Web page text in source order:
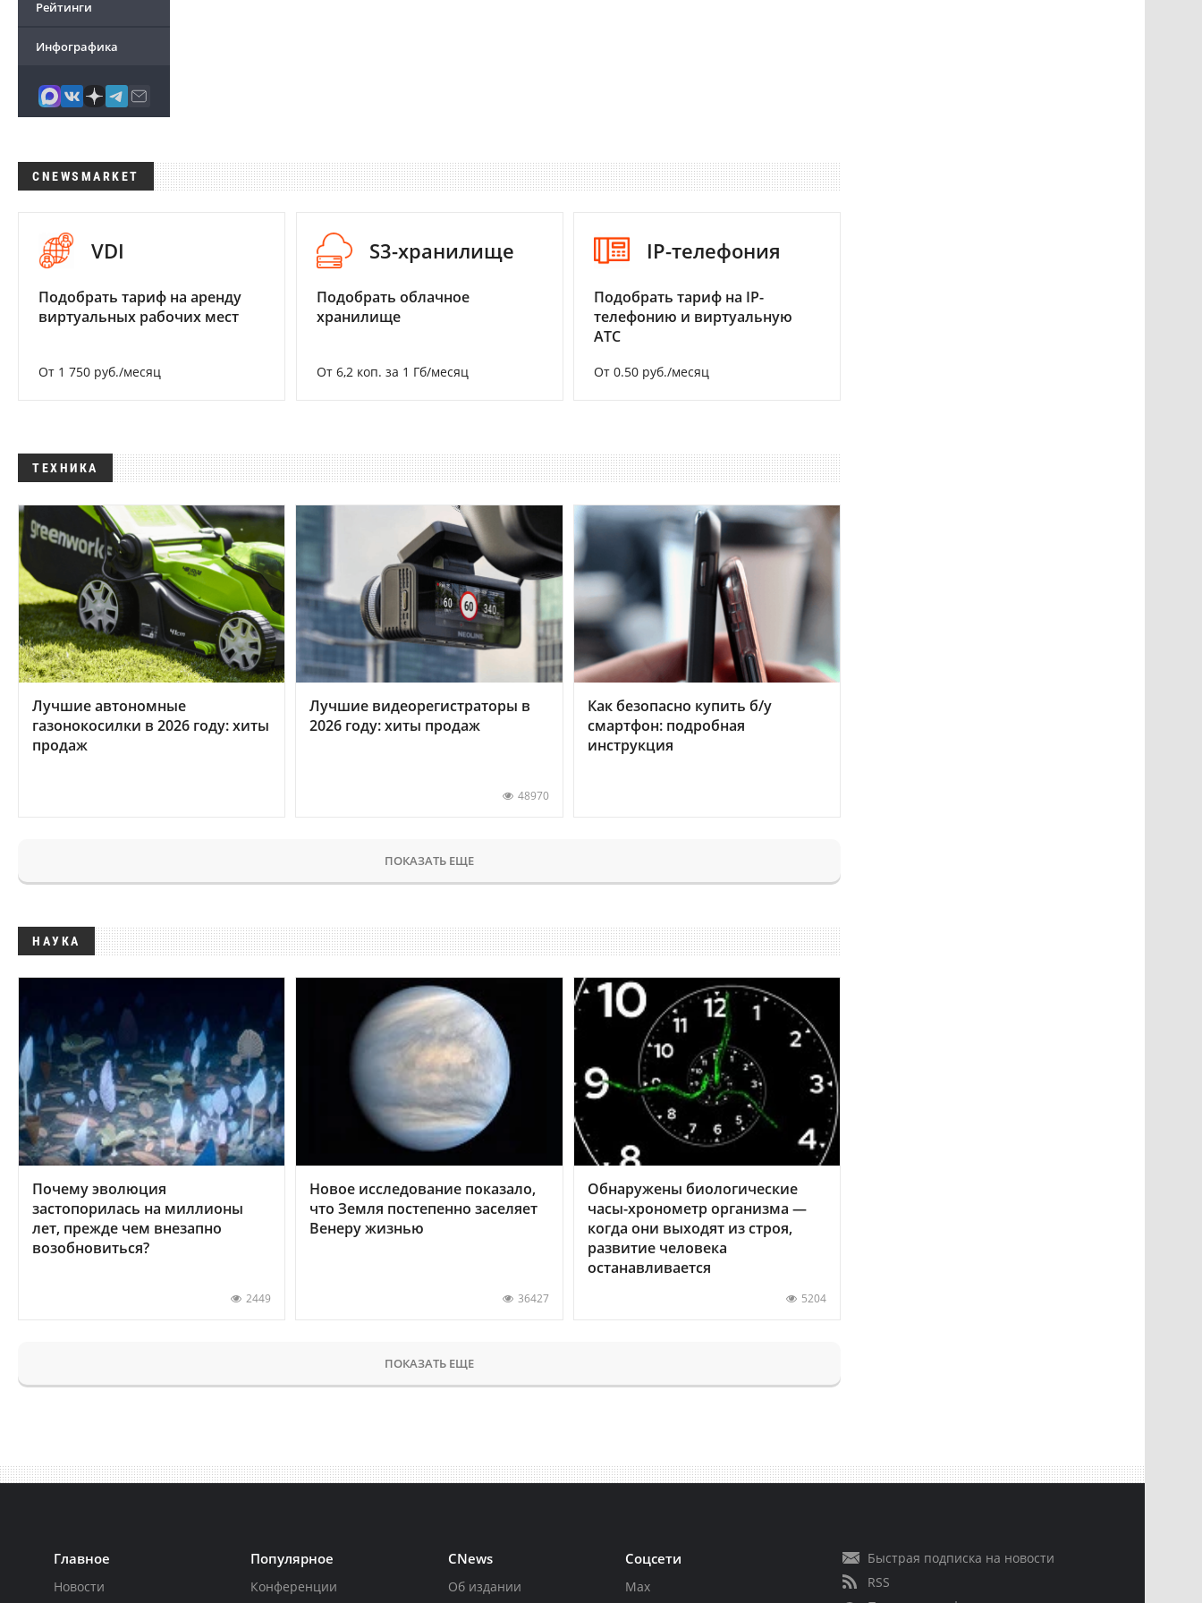
Рейтинги
Инфографика
CNEWSMARKET
VDI
Подобрать тариф на аренду
виртуальных рабочих мест
От 1 750 руб./месяц
S3-хранилище
Подобрать облачное
хранилище
От 6,2 коп. за 1 Гб/месяц
IP-телефония
Подобрать тариф на IP-
телефонию и виртуальную
АТС
От 0.50 руб./месяц
ТЕХНИКА
Лучшие автономные
газонокосилки в 2026 году: хиты
продаж
Лучшие видеорегистраторы в
2026 году: хиты продаж
48970
Как безопасно купить б/у
смартфон: подробная
инструкция
ПОКАЗАТЬ ЕЩЕ
НАУКА
Почему эволюция
застопорилась на миллионы
лет, прежде чем внезапно
возобновиться?
2449
Новое исследование показало,
что Земля постепенно заселяет
Венеру жизнью
36427
Обнаружены биологические
часы-хронометр организма —
когда они выходят из строя,
развитие человека
останавливается
5204
ПОКАЗАТЬ ЕЩЕ
Главное
Новости
Популярное
Конференции
CNews
Об издании
Соцсети
Max
Быстрая подписка на новости
RSS